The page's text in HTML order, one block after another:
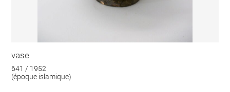
vase
641 / 1952
(époque islamique)